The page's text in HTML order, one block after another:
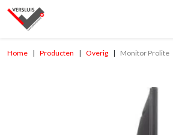
Home Producten Overig Monitor Prolite